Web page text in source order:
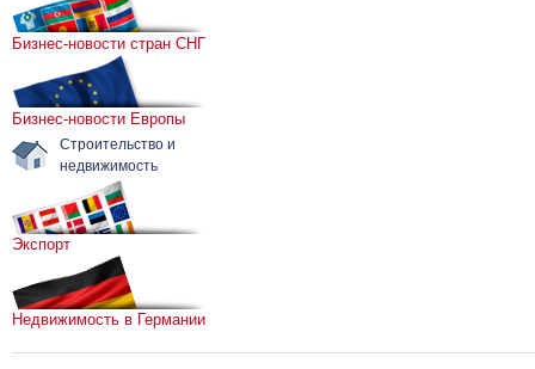
Бизнес-новости стран СНГ
Бизнес-новости Европы
Строительство и
недвижимость
Экспорт
Недвижимость в Германии